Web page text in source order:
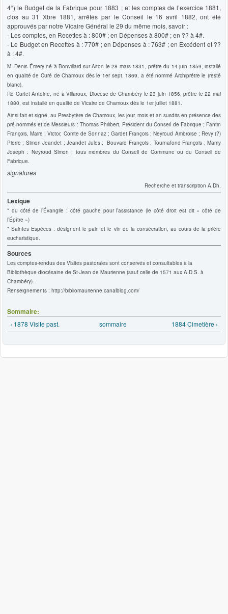
4°) le Budget de la Fabrique pour 1883 ; et les comptes de l’exercice 1881,
clos au 31 Xbre 1881, arrêtés par le Conseil le 16 avril 1882, ont été
approuvés par notre Vicaire Général le 29 du même mois, savoir :
- Les comptes, en Recettes à : 800# ; en Dépenses à 800# ; en ?? à 4#.
- Le Budget en Recettes à : 770# ; en Dépenses à : 763# ; en Excédent et ??
à : 4#.
M. Denis Émery né à Bonvillard-sur-Aiton le 28 mars 1831, prêtre du 14 juin 1859, installé
en qualité de Curé de Chamoux dès le 1er sept. 1869, a été nommé Archiprêtre le (resté
blanc).
Rd Curtet Antoine, né à Villaroux, Diocèse de Chambéry le 23 juin 1856, prêtre le 22 mai
1880, est installé en qualité de Vicaire de Chamoux dès le 1er juillet 1881.
Ainsi fait et signé, au Presbytère de Chamoux, les jour, mois et an susdits en présence des
pré-nommés et de Messieurs : Thomas Philibert, Président du Conseil de Fabrique ; Fantin
François, Maire ; Victor, Comte de Sonnaz ; Gardet François ; Neyroud Ambroise ; Revy (?)
Pierre ; Simon Jeandet ; Jeandet Jules ; Bouvard François ; Tournafond François ; Mamy
Joseph : Neyroud Simon ; tous membres du Conseil de Commune ou du Conseil de
Fabrique.
signatures
Recherche et transcription A.Dh.
Lexique
* du côté de l’Évangile : côté gauche pour l’assistance (le côté droit est dit « côté de
l’Épître »)
* Saintes Espèces : désignent le pain et le vin de la consécration, au cours de la prière
eucharistique.
Sources
Les comptes-rendus des Visites pastorales sont conservés et consultables à la
Bibliothèque diocésaine de St-Jean de Maurienne (sauf celle de 1571 aux A.D.S. à
Chambéry).
Renseignements : http://bibliomaurienne.canalblog.com/
Sommaire:
‹ 1878 Visite past. sommaire 1884 Cimetière ›